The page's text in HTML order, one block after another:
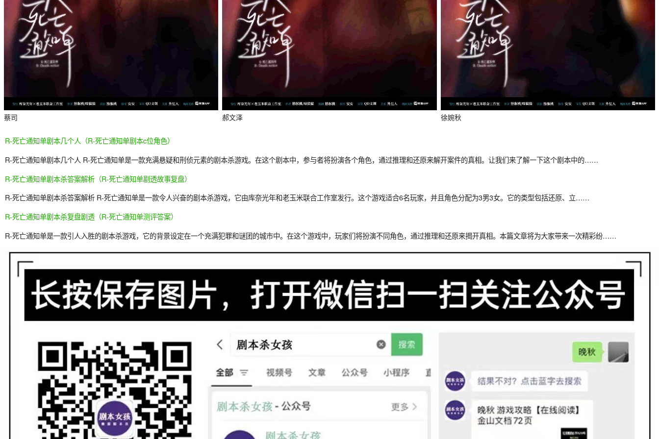
蔡司 郝文泽 徐婉秋
R-死亡通知单剧本几个人（R-死亡通知单剧本c位角色）
R-死亡通知单剧本几个人 R-死亡通知单是一款充满悬疑和刑侦元素的剧本杀游戏。在这个剧本中，参与者将扮演各个角色，通过推理和还原来解开案件的真相。让我们来了解一下这个剧本中的……
R-死亡通知单剧本杀答案解析（R-死亡通知单剧透故事复盘）
R-死亡通知单剧本杀答案解析 R-死亡通知单是一款令人兴奋的剧本杀游戏，它由库奈光年和老玉米联合工作室发行。这个游戏适合6名玩家，并且角色分配为3男3女。它的类型包括还原、立……
R-死亡通知单剧本杀复盘剧透（R-死亡通知单测评答案）
R-死亡通知单是一款引人入胜的剧本杀游戏，它的背景设定在一个充满犯罪和谜团的城市中。在这个游戏中，玩家们将扮演不同角色，通过推理和还原来揭开真相。本篇文章将为大家带来一次精彩纷……